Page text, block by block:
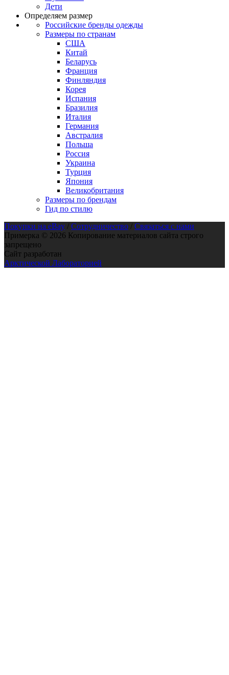
Дети
Определяем размер
Российские бренды одежды
Размеры по странам
США
Китай
Беларусь
Франция
Финляндия
Корея
Испания
Бразилия
Италия
Германия
Австралия
Польша
Россия
Украина
Турция
Япония
Великобритания
Размеры по брендам
Гид по стилю
Покупки на eBay / Сотрудничество / Связаться с нами
Примерка © 2026 Копирование материалов сайта строго
запрещено
Сайт разработан
Арктической Лабораторией